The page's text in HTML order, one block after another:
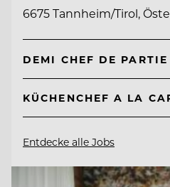
6675 Tannheim/Tirol,
DEMI CHEF DE
KÜCHENCHEF A LA
Entdecke alle Jobs